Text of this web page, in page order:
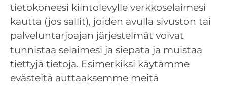
tietokoneesi kiintolevylle verkkoselaimesi
kautta (jos sallit), joiden avulla sivuston tai
palveluntarjoajan järjestelmät voivat
tunnistaa selaimesi ja siepata ja muistaa
tiettyjä tietoja. Esimerkiksi käytämme
evästeitä auttaaksemme meitä